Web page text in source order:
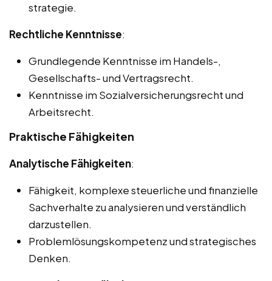
strategie.
Rechtliche Kenntnisse:
Grundlegende Kenntnisse im Handels-,
Gesellschafts- und Vertragsrecht.
Kenntnisse im Sozialversicherungsrecht und
Arbeitsrecht.
Praktische Fähigkeiten
Analytische Fähigkeiten:
Fähigkeit, komplexe steuerliche und finanzielle
Sachverhalte zu analysieren und verständlich
darzustellen.
Problemlösungskompetenz und strategisches
Denken.